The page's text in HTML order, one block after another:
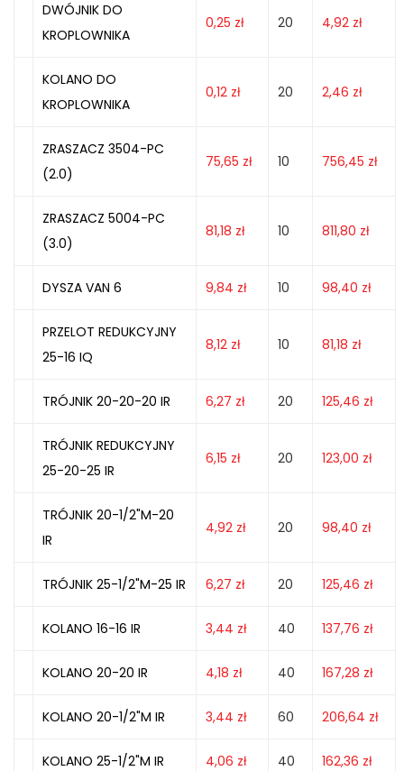
DWÓJNIK DO
KROPLOWNIKA
0,25 zł 20 4,92 zł
KOLANO DO
KROPLOWNIKA
0,12 zł 20 2,46 zł
ZRASZACZ 3504-PC
(2.0)
75,65 zł 10 756,45 zł
ZRASZACZ 5004-PC
(3.0)
81,18 zł 10 811,80 zł
DYSZA VAN 6 9,84 zł 10 98,40 zł
PRZELOT REDUKCYJNY
25-16 IQ
8,12 zł 10 81,18 zł
TRÓJNIK 20-20-20 IR 6,27 zł 20 125,46 zł
TRÓJNIK REDUKCYJNY
25-20-25 IR
6,15 zł 20 123,00 zł
TRÓJNIK 20-1/2"M-20
IR
4,92 zł 20 98,40 zł
TRÓJNIK 25-1/2"M-25 IR 6,27 zł 20 125,46 zł
KOLANO 16-16 IR 3,44 zł 40 137,76 zł
KOLANO 20-20 IR 4,18 zł 40 167,28 zł
KOLANO 20-1/2"M IR 3,44 zł 60 206,64 zł
KOLANO 25-1/2"M IR 4,06 zł 40 162,36 zł